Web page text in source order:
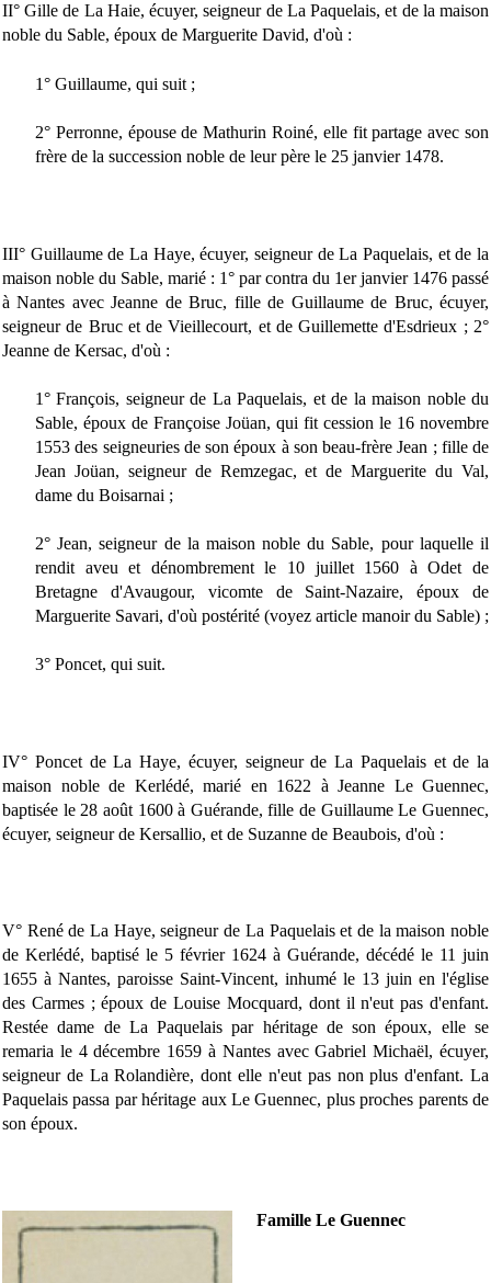
II° Gille de La Haie, écuyer, seigneur de La Paquelais, et de la maison
noble du Sable, époux de Marguerite David, d'où :
1° Guillaume, qui suit ;
2° Perronne, épouse de Mathurin Roiné, elle fit partage avec son
frère de la succession noble de leur père le 25 janvier 1478.
III° Guillaume de La Haye, écuyer, seigneur de La Paquelais, et de la
maison noble du Sable, marié : 1° par contra du 1er janvier 1476 passé
à Nantes avec Jeanne de Bruc, fille de Guillaume de Bruc, écuyer,
seigneur de Bruc et de Vieillecourt, et de Guillemette d'Esdrieux ; 2°
Jeanne de Kersac, d'où :
1° François, seigneur de La Paquelais, et de la maison noble du
Sable, époux de Françoise Joüan, qui fit cession le 16 novembre
1553 des seigneuries de son époux à son beau-frère Jean ; fille de
Jean Joüan, seigneur de Remzegac, et de Marguerite du Val,
dame du Boisarnai ;
2° Jean, seigneur de la maison noble du Sable, pour laquelle il
rendit aveu et dénombrement le 10 juillet 1560 à Odet de
Bretagne d'Avaugour, vicomte de Saint-Nazaire, époux de
Marguerite Savari, d'où postérité (voyez article manoir du Sable) ;
3° Poncet, qui suit.
IV° Poncet de La Haye, écuyer, seigneur de La Paquelais et de la
maison noble de Kerlédé, marié en 1622 à Jeanne Le Guennec,
baptisée le 28 août 1600 à Guérande, fille de Guillaume Le Guennec,
écuyer, seigneur de Kersallio, et de Suzanne de Beaubois, d'où :
V° René de La Haye, seigneur de La Paquelais et de la maison noble
de Kerlédé, baptisé le 5 février 1624 à Guérande, décédé le 11 juin
1655 à Nantes, paroisse Saint-Vincent, inhumé le 13 juin en l'église
des Carmes ; époux de Louise Mocquard, dont il n'eut pas d'enfant.
Restée dame de La Paquelais par héritage de son époux, elle se
remaria le 4 décembre 1659 à Nantes avec Gabriel Michaël, écuyer,
seigneur de La Rolandière, dont elle n'eut pas non plus d'enfant. La
Paquelais passa par héritage aux Le Guennec, plus proches parents de
son époux.
Famille Le Guennec